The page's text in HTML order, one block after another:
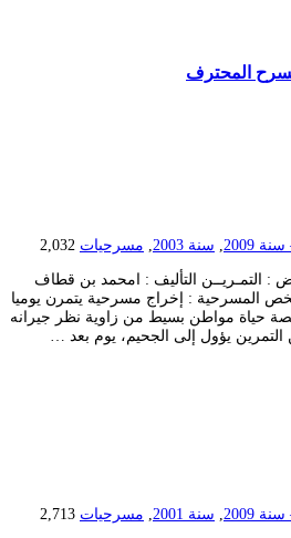
المحترف
, سنة 2003 , مسرحيات 2,032
عنوان العرض : التمـريــن التأليف : امحمد بن قطاف
المسرحية : إخراج مسرحية يتمرن يوميا
حياة مواطن بسيط من زاوية نظر جيرانه
التمرين يؤول إلى الجحيم، يوم بعد …
سنة 2001 مسرحيات 2,713